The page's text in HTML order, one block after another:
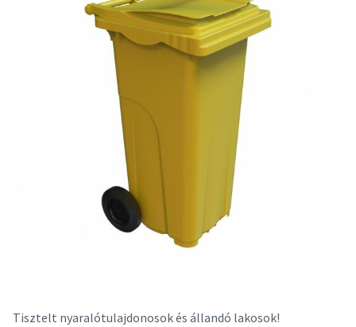
Tisztelt nyaralótulajdonosok és állandó lakosok!